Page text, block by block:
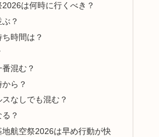
は何時に行くべき？
？
時間は？
混む？
ら？
なしでも混む？
？
地航空祭2026は早め行動が快